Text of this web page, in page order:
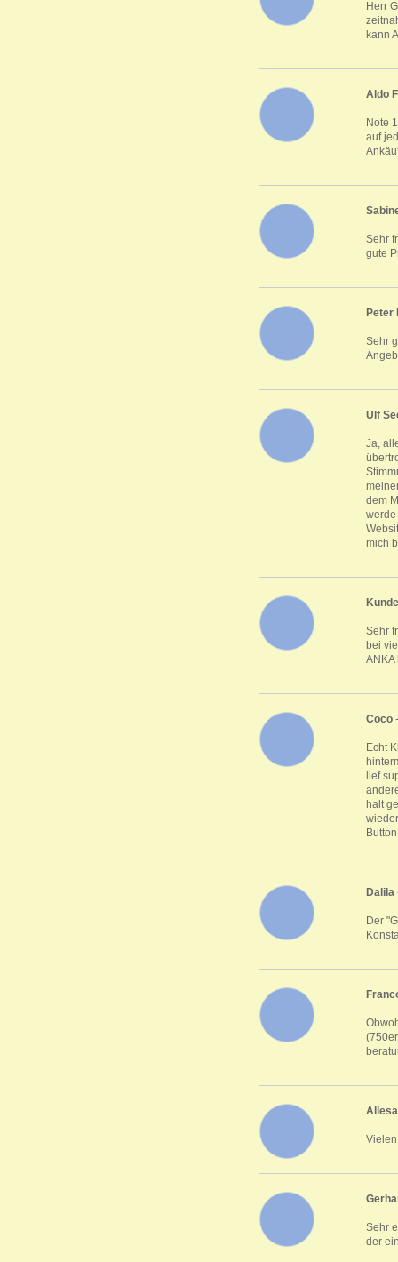
Herr
kann
Aldo
Note
auf
Sehr
gute
Peter
Sehr
Ulf
Ja,
dem
werde
mich
Kunde
Sehr
bei
ANKA
Coco
Echt
lief
halt
Dalila
Der
Sehr
der